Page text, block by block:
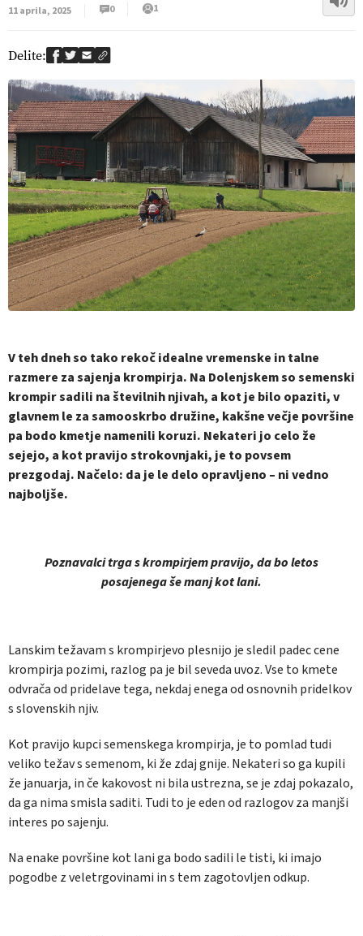
11 aprila, 2025
0 1
Delite:
V teh dneh so tako rekoč idealne vremenske in talne
razmere za sajenja krompirja. Na Dolenjskem so semenski
krompir sadili na številnih njivah, a kot je bilo opaziti, v
glavnem le za samooskrbo družine, kakšne večje površine
pa bodo kmetje namenili koruzi. Nekateri jo celo že
sejejo, a kot pravijo strokovnjaki, je to povsem
prezgodaj. Načelo: da je le delo opravljeno – ni vedno
najboljše.
Poznavalci trga s krompirjem pravijo, da bo letos
posajenega še manj kot lani.
Lanskim težavam s krompirjevo plesnijo je sledil padec cene
krompirja pozimi, razlog pa je bil seveda uvoz. Vse to kmete
odvrača od pridelave tega, nekdaj enega od osnovnih pridelkov
s slovenskih njiv.
Kot pravijo kupci semenskega krompirja, je to pomlad tudi
veliko težav s semenom, ki že zdaj gnije. Nekateri so ga kupili
že januarja, in če kakovost ni bila ustrezna, se je zdaj pokazalo,
da ga nima smisla saditi. Tudi to je eden od razlogov za manjši
interes po sajenju.
Na enake površine kot lani ga bodo sadili le tisti, ki imajo
pogodbe z veletrgovinami in s tem zagotovljen odkup.